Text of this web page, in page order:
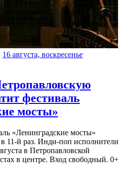
16 августа, воскресенье
фестиваль
мосты»
«Ленинградские мосты»
11-й раз. Инди-поп исполнители
в Петропавловской
в центре. Вход свободный. 0+